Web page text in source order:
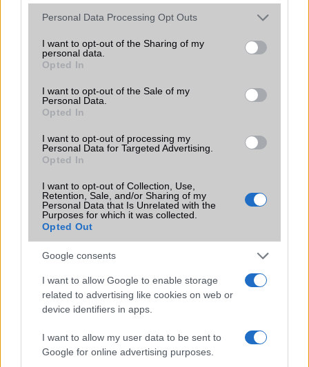
Please note that this website/app uses one or more Google
not limited to your visit or usage behaviour. You may click to
grant or deny consent to Google and its third-party tags to
use your data for below specified purposes in below Google
consent section.
Personal Data Processing Opt Outs
I want to opt-out of the Sharing of my
personal data.
Opted In
I want to opt-out of the Sale of my
Personal Data.
Opted In
I want to opt-out of processing my
Personal Data for Targeted Advertising.
Opted In
I want to opt-out of Collection, Use,
Retention, Sale, and/or Sharing of my
Personal Data that Is Unrelated with the
Purposes for which it was collected.
Opted Out
Google consents
I want to allow Google to enable storage
related to advertising like cookies on web or
device identifiers in apps.
I want to allow my user data to be sent to
Google for online advertising purposes.
SIM-ek száma 0
Terület
Brand
Limited Edition Nincs
SAR
0,00
N/A = Nincs adat. Legutóbbi frissítés: 2026-07-13 19:00:00
Új és Használt GSM kiemelt ajánlatok
Apple iPhone 15 Pro